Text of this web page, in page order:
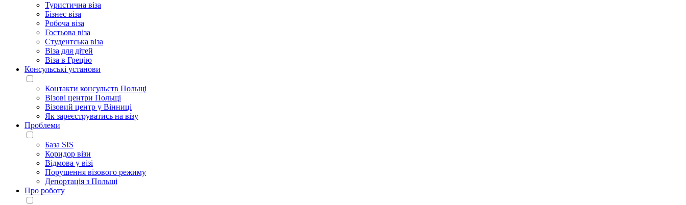
Туристична віза
Бізнес віза
Робоча віза
Гостьова віза
Студентська віза
Віза для дітей
Віза в Грецію
Консульські установи
Контакти консульств Польщі
Візові центри Польщі
Візовий центр у Вінниці
Як зареєструватись на візу
Проблеми
База SIS
Коридор візи
Відмова у візі
Порушення візового режиму
Депортація з Польщі
Про роботу